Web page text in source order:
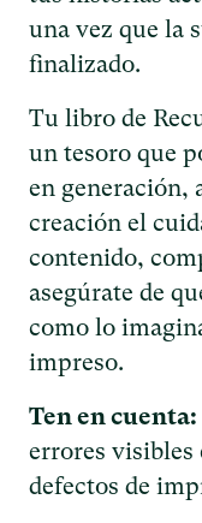
una vez que la
finalizado.
Tu libro de
un tesoro que
en generación,
creación el
contenido,
asegúrate de
como lo
impreso.
Ten en cuenta:
errores visibles
defectos de